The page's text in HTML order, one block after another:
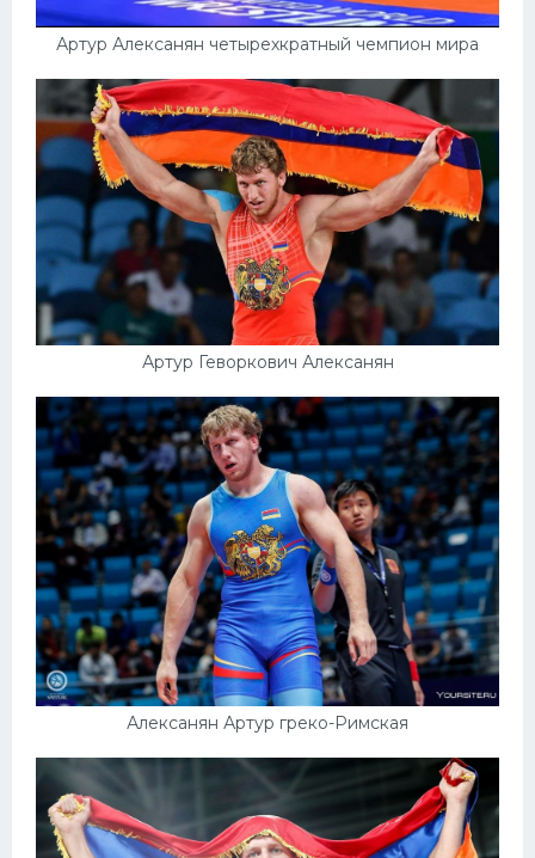
Артур Алексанян четырехкратный чемпион мира
Артур Геворкович Алексанян
Алексанян Артур греко-Римская